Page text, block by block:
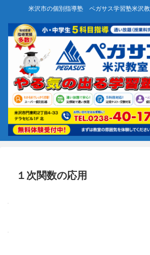
米沢市の個別指導塾 ペガサス学習塾米沢
１次関数の応用